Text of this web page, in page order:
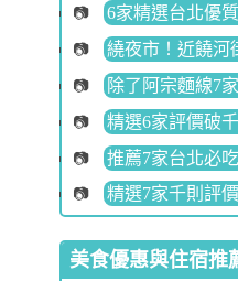
6家精選台北優
繞夜市！近饒河
除了阿宗麵線7
精選6家評價破
推薦7家台北必
精選7家千則評
美食優惠與住宿推